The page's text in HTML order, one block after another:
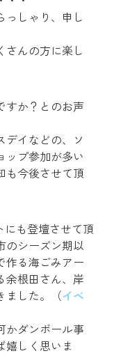
っしゃり、申し
さんの方に楽し
すか？とのお声
デイなどの、ソ
ップ参加が多い
も今後させて頂
にも登壇させて頂
のシーズン期以
作る海ごみアー
余根田さん、岸
ました。（イベ
かダンボール事
嬉しく思いま